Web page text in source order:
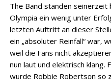
The Band standen seinerzeit
Olympia ein wenig unter
letzten Auftritt an dieser
ein „absoluter Reinfall“ war,
weil die Fans nicht
nun laut und elektrisch klang.
wurde Robbie Robertson so